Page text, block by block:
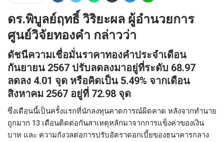
ดร.พิบูลย์ฤทธิ์ วิริยะผล ผู้อำนวยการ
ศูนย์วิจัยทองคำ กล่าวว่า
ดัชนีความเชื่อมั่นราคาทองคำประจำเดือน
กันยายน 2567 ปรับลดลงมาอยู่ที่ระดับ 68.97
ลดลง 4.01 จุด หรือคิดเป็น 5.49% จากเดือน
สิงหาคม 2567 อยู่ที่ 72.98 จุด
ซึ่งเดือนนี้เป็นครั้งแรกที่นักลงทุนคาดการณ์ผิดคาด หลังจากทำนาย
ถูกมาก 13 เดือนติดต่อกันสาเหตุหลักมาจากการแข็งค่าของเงิน
บาท และ ความกังวลต่อการปรับอัตราดอกเบี้ยของธนาคารกลาง